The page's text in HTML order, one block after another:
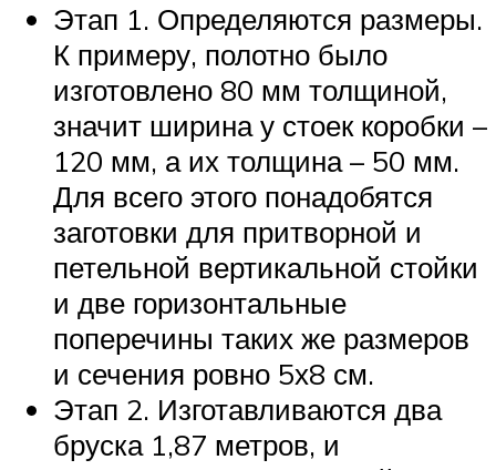
Этап 1. Определяются размеры.
К примеру, полотно было
изготовлено 80 мм толщиной,
значит ширина у стоек коробки –
120 мм, а их толщина – 50 мм.
Для всего этого понадобятся
заготовки для притворной и
петельной вертикальной стойки
и две горизонтальные
поперечины таких же размеров
и сечения ровно 5х8 см.
Этап 2. Изготавливаются два
бруска 1,87 метров, и